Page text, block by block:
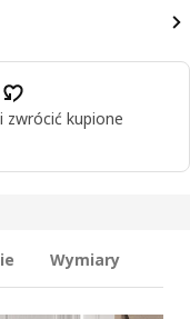
zwrócić kupione
Wymiary